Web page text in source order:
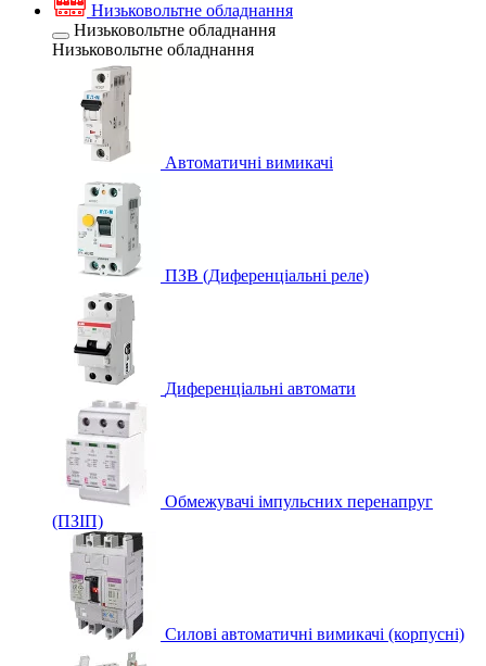
Низьковольтне обладнання
Низьковольтне обладнання
Низьковольтне обладнання
Автоматичні вимикачі
ПЗВ (Диференціальні реле)
Диференціальні автомати
Обмежувачі імпульсних перенапруг
(ПЗІП)
Силові автоматичні вимикачі (корпусні)